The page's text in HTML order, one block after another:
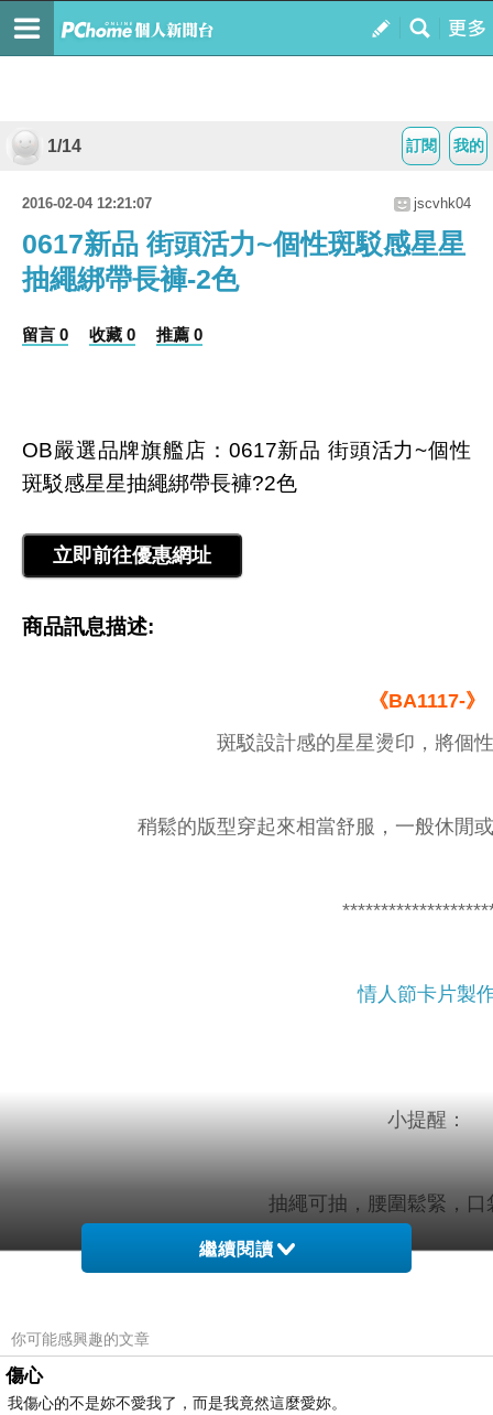
我的
訂閱
1/14
2016-02-04 12:21:07 jscvhk04
0617新品 街頭活力~個性斑駁感星星
抽繩綁帶長褲-2色
留言 0 收藏 0 推薦 0
OB嚴選品牌旗艦店：0617新品 街頭活力~個性
斑駁感星星抽繩綁帶長褲?2色
商品訊息描述:
《BA1117-》
斑駁設計感的星星燙印，將個
稍鬆的版型穿起來相當舒服，一般休閒
情人節卡片製
小提醒：
抽繩可抽，腰圍鬆緊，口
繼續閱讀
你可能感興趣的文章
傷心
我傷心的不是妳不愛我了，而是我竟然這麼愛妳。